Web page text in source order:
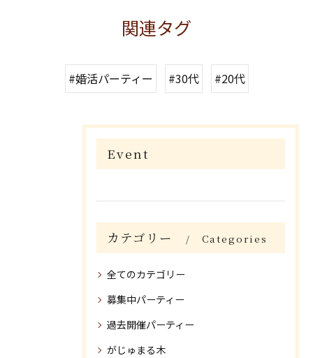
関連タグ
#婚活パーティー #30代 #20代
Event
カテゴリー Categories
全てのカテゴリー
募集中パーティー
過去開催パーティー
がじゅまる木